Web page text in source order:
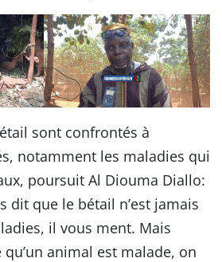
sont confrontés à
notamment les maladies qui
poursuit Al Diouma Diallo:
dit que le bétail n’est jamais
il vous ment. Mais
qu’un animal est malade, on